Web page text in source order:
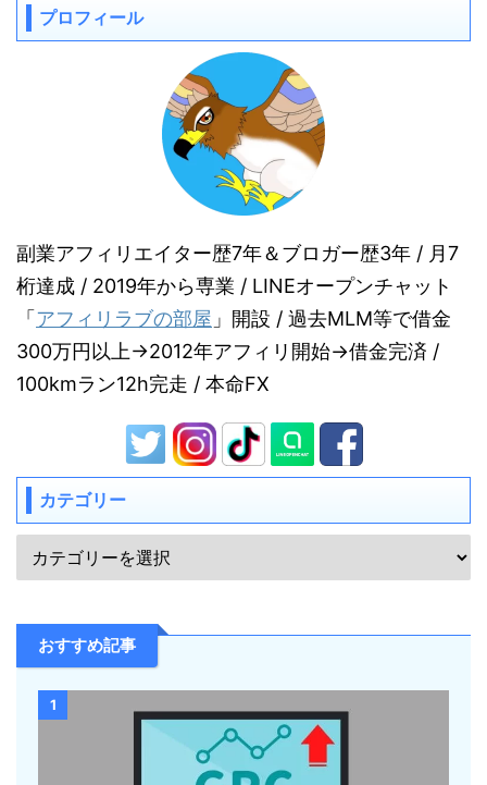
プロフィール
副業アフィリエイター歴7年＆ブロガー歴3年 / 月7
桁達成 / 2019年から専業 / LINEオープンチャット
「 アフィリラブの部屋 」開設 / 過去MLM等で借金
300万円以上→2012年アフィリ開始→借金完済 /
100kmラン12h完走 / 本命FX
カテゴリー
おすすめ記事
1